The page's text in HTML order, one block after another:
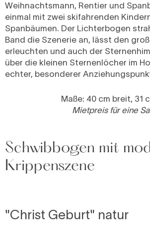
Weihnachtsmann, Rentier und
einmal mit zwei skifahrenden
Spanbäumen. Der Lichterbogen
Band die Szenerie an, lässt den
erleuchten und auch der
über die kleinen Sternenlöcher im
echter, besonderer
Maße: 40 cm breit, 31
Mietpreis für eine
Schwibbogen mit
Krippenszene
"Christ Geburt" natur